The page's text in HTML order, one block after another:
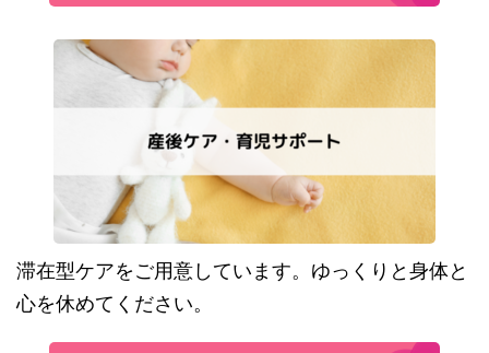
滞在型ケアをご用意しています。ゆっくりと身体と
心を休めてください。